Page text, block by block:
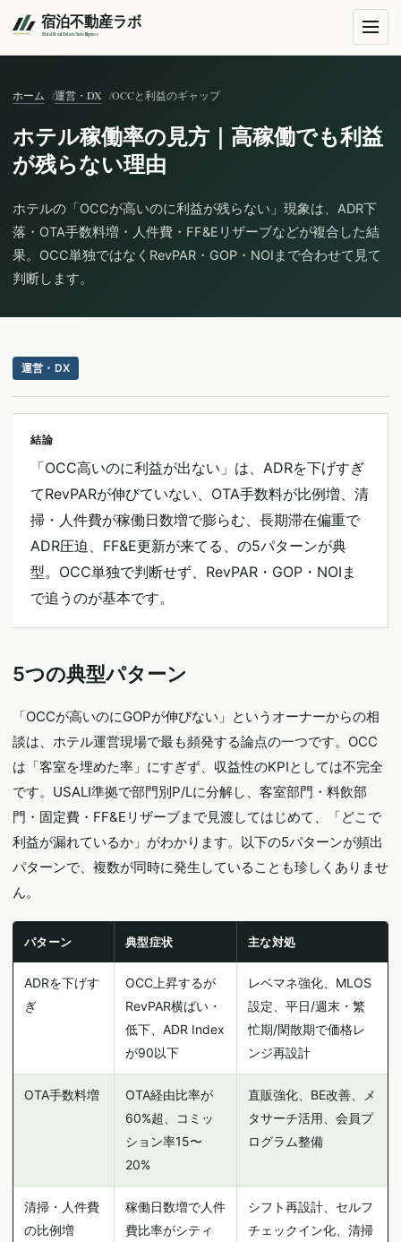
ホーム 運営・DX OCCと利益のギャップ
ホテル稼働率の見方｜高稼働でも利益
が残らない理由
ホテルの「OCCが高いのに利益が残らない」現象は、ADR下
落・OTA手数料増・人件費・FF&Eリザーブなどが複合した結
果。OCC単独ではなくRevPAR・GOP・NOIまで合わせて見て
判断します。
運営・DX
結論
「OCC高いのに利益が出ない」は、ADRを下げすぎ
てRevPARが伸びていない、OTA手数料が比例増、清
掃・人件費が稼働日数増で膨らむ、長期滞在偏重で
ADR圧迫、FF&E更新が来てる、の5パターンが典
型。OCC単独で判断せず、RevPAR・GOP・NOIま
で追うのが基本です。
5つの典型パターン
「OCCが高いのにGOPが伸びない」というオーナーからの相
談は、ホテル運営現場で最も頻発する論点の一つです。OCC
は「客室を埋めた率」にすぎず、収益性のKPIとしては不完全
です。USALI準拠で部門別P/Lに分解し、客室部門・料飲部
門・固定費・FF&Eリザーブまで見渡してはじめて、「どこで
利益が漏れているか」がわかります。以下の5パターンが頻出
パターンで、複数が同時に発生していることも珍しくありませ
ん。
パターン 典型症状 主な対処
ADRを下げす
ぎ
OCC上昇するが
RevPAR横ばい・
低下、ADR Index
が90以下
レベマネ強化、MLOS
設定、平日/週末・繁
忙期/閑散期で価格レ
ンジ再設計
OTA手数料増
OTA経由比率が
60%超、コミッ
ション率15〜
20%
直販強化、BE改善、メ
タサーチ活用、会員プ
ログラム整備
清掃・人件費
の比例増
稼働日数増で人件
費比率がシティ
シフト再設計、セルフ
チェックイン化、清掃